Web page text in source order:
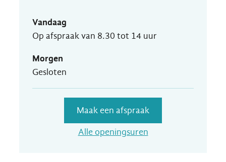
Vandaag
Op afspraak van 8.30 tot 14 uur
Morgen
Gesloten
Maak een afspraak
Alle openingsurenDienst Leefmilieu